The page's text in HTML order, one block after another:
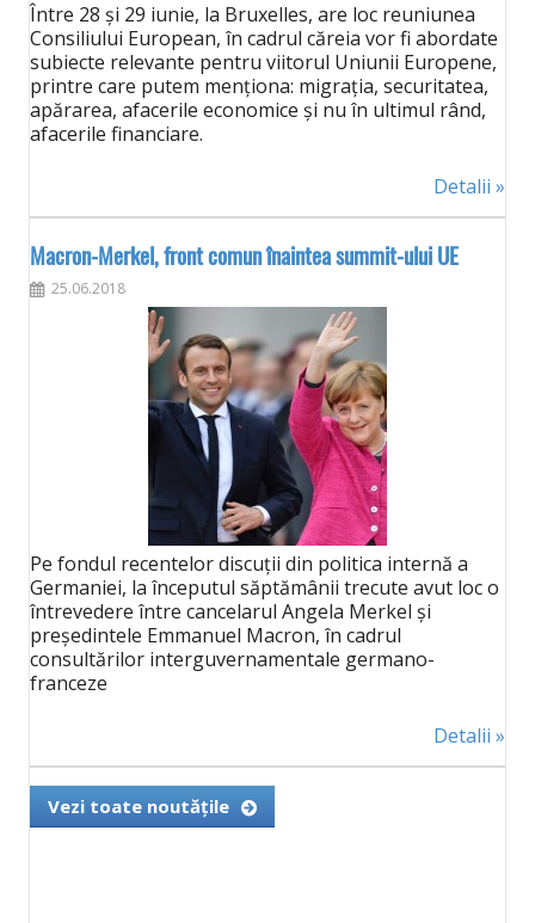
Între 28 și 29 iunie, la Bruxelles, are loc reuniunea
Consiliului European, în cadrul căreia vor fi abordate
subiecte relevante pentru viitorul Uniunii Europene,
printre care putem menționa: migrația, securitatea,
apărarea, afacerile economice și nu în ultimul rând,
afacerile financiare.
Detalii »
Macron-Merkel, front comun înaintea summit-ului UE
25.06.2018
Pe fondul recentelor discuții din politica internă a
Germaniei, la începutul săptămânii trecute avut loc o
întrevedere între cancelarul Angela Merkel și
președintele Emmanuel Macron, în cadrul
consultărilor interguvernamentale germano-
franceze
Detalii »
Vezi toate noutățile